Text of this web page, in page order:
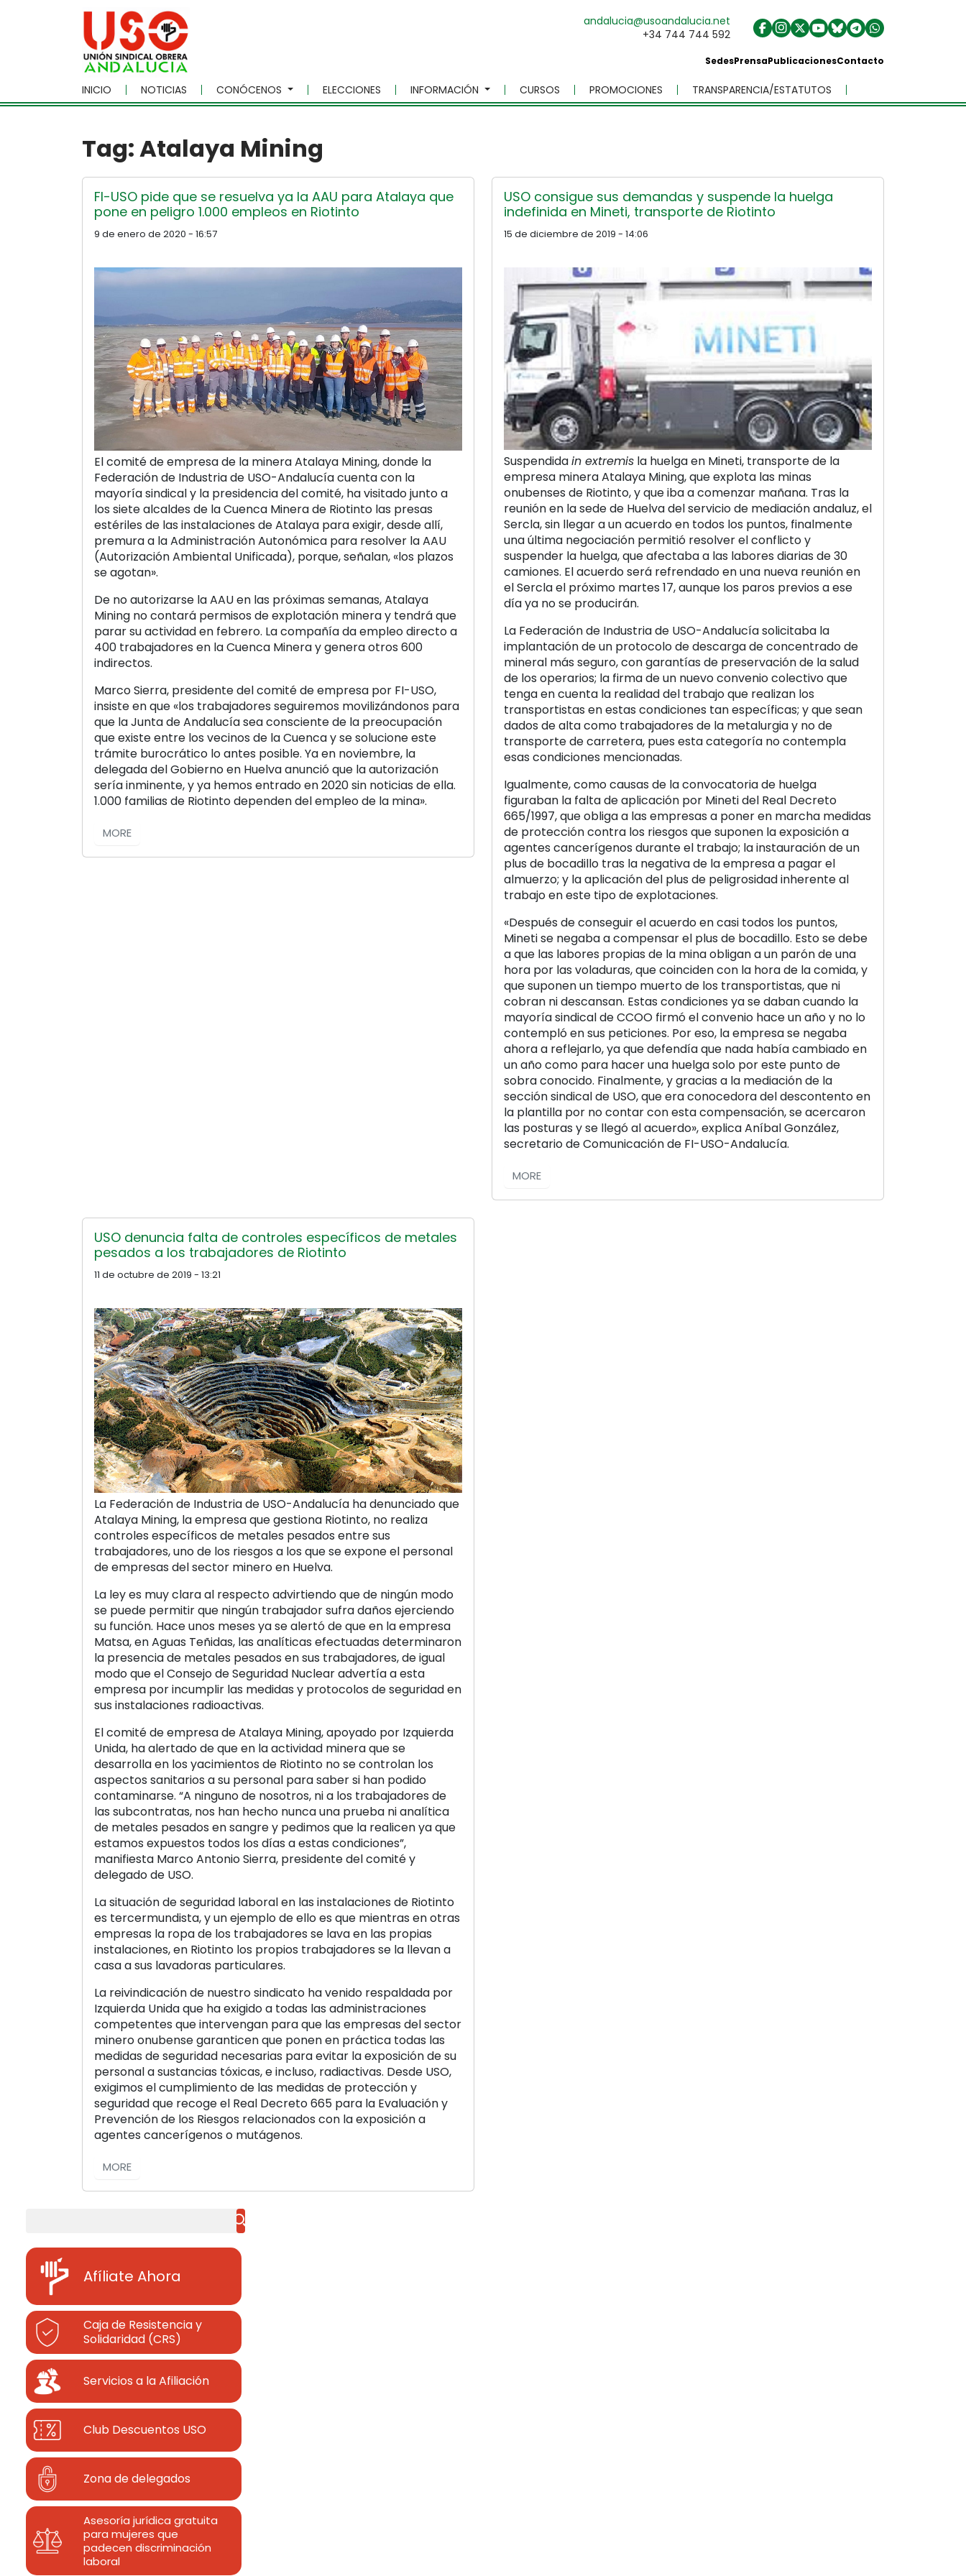
Skip to main content
andalucia@usoandalucia.net
+34 744 744 592
SedesPrensaPublicacionesContacto
INICIO NOTICIAS CONÓCENOS ELECCIONES INFORMACIÓN CURSOS PROMOCIONES TRANSPARENCIA/ESTATUTOS
Tag: Atalaya Mining
FI-USO pide que se resuelva ya la AAU para Atalaya que
pone en peligro 1.000 empleos en Riotinto
9 de enero de 2020 - 16:57
El comité de empresa de la minera Atalaya Mining, donde la
Federación de Industria de USO-Andalucía cuenta con la
mayoría sindical y la presidencia del comité, ha visitado junto a
los siete alcaldes de la Cuenca Minera de Riotinto las presas
estériles de las instalaciones de Atalaya para exigir, desde allí,
premura a la Administración Autonómica para resolver la AAU
(Autorización Ambiental Unificada), porque, señalan, «los plazos
se agotan».
De no autorizarse la AAU en las próximas semanas, Atalaya
Mining no contará permisos de explotación minera y tendrá que
parar su actividad en febrero. La compañía da empleo directo a
400 trabajadores en la Cuenca Minera y genera otros 600
indirectos.
Marco Sierra, presidente del comité de empresa por FI-USO,
insiste en que «los trabajadores seguiremos movilizándonos para
que la Junta de Andalucía sea consciente de la preocupación
que existe entre los vecinos de la Cuenca y se solucione este
trámite burocrático lo antes posible. Ya en noviembre, la
delegada del Gobierno en Huelva anunció que la autorización
sería inminente, y ya hemos entrado en 2020 sin noticias de ella.
1.000 familias de Riotinto dependen del empleo de la mina».
MORE
USO consigue sus demandas y suspende la huelga
indefinida en Mineti, transporte de Riotinto
15 de diciembre de 2019 - 14:06
Suspendidain extremis la huelga en Mineti, transporte de la
empresa minera Atalaya Mining, que explota las minas
onubenses de Riotinto, y que iba a comenzar mañana. Tras la
reunión en la sede de Huelva del servicio de mediación andaluz, el
Sercla, sin llegar a un acuerdo en todos los puntos, finalmente
una última negociación permitió resolver el conflicto y
suspender la huelga, que afectaba a las labores diarias de 30
camiones. El acuerdo será refrendado en una nueva reunión en
el Sercla el próximo martes 17, aunque los paros previos a ese
día ya no se producirán.
La Federación de Industria de USO-Andalucía solicitaba la
implantación de un protocolo de descarga de concentrado de
mineral más seguro, con garantías de preservación de la salud
de los operarios; la firma de un nuevo convenio colectivo que
tenga en cuenta la realidad del trabajo que realizan los
transportistas en estas condiciones tan específicas; y que sean
dados de alta como trabajadores de la metalurgia y no de
transporte de carretera, pues esta categoría no contempla
esas condiciones mencionadas.
Igualmente, como causas de la convocatoria de huelga
figuraban la falta de aplicación por Mineti del Real Decreto
665/1997, que obliga a las empresas a poner en marcha medidas
de protección contra los riesgos que suponen la exposición a
agentes cancerígenos durante el trabajo; la instauración de un
plus de bocadillo tras la negativa de la empresa a pagar el
almuerzo; y la aplicación del plus de peligrosidad inherente al
trabajo en este tipo de explotaciones.
«Después de conseguir el acuerdo en casi todos los puntos,
Mineti se negaba a compensar el plus de bocadillo. Esto se debe
a que las labores propias de la mina obligan a un parón de una
hora por las voladuras, que coinciden con la hora de la comida, y
que suponen un tiempo muerto de los transportistas, que ni
cobran ni descansan. Estas condiciones ya se daban cuando la
mayoría sindical de CCOO firmó el convenio hace un año y no lo
contempló en sus peticiones. Por eso, la empresa se negaba
ahora a reflejarlo, ya que defendía que nada había cambiado en
un año como para hacer una huelga solo por este punto de
sobra conocido. Finalmente, y gracias a la mediación de la
sección sindical de USO, que era conocedora del descontento en
la plantilla por no contar con esta compensación, se acercaron
las posturas y se llegó al acuerdo», explica Aníbal González,
secretario de Comunicación de FI-USO-Andalucía.
MORE
USO denuncia falta de controles específicos de metales
pesados a los trabajadores de Riotinto
11 de octubre de 2019 - 13:21
La Federación de Industria de USO-Andalucía ha denunciado que
Atalaya Mining, la empresa que gestiona Riotinto, no realiza
controles específicos de metales pesados entre sus
trabajadores, uno de los riesgos a los que se expone el personal
de empresas del sector minero en Huelva.
La ley es muy clara al respecto advirtiendo que de ningún modo
se puede permitir que ningún trabajador sufra daños ejerciendo
su función. Hace unos meses ya se alertó de que en la empresa
Matsa, en Aguas Teñidas, las analíticas efectuadas determinaron
la presencia de metales pesados en sus trabajadores, de igual
modo que el Consejo de Seguridad Nuclear advertía a esta
empresa por incumplir las medidas y protocolos de seguridad en
sus instalaciones radioactivas.
El comité de empresa de Atalaya Mining, apoyado por Izquierda
Unida, ha alertado de que en la actividad minera que se
desarrolla en los yacimientos de Riotinto no se controlan los
aspectos sanitarios a su personal para saber si han podido
contaminarse. “A ninguno de nosotros, ni a los trabajadores de
las subcontratas, nos han hecho nunca una prueba ni analítica
de metales pesados en sangre y pedimos que la realicen ya que
estamos expuestos todos los días a estas condiciones”,
manifiesta Marco Antonio Sierra, presidente del comité y
delegado de USO.
La situación de seguridad laboral en las instalaciones de Riotinto
es tercermundista, y un ejemplo de ello es que mientras en otras
empresas la ropa de los trabajadores se lava en las propias
instalaciones, en Riotinto los propios trabajadores se la llevan a
casa a sus lavadoras particulares.
La reivindicación de nuestro sindicato ha venido respaldada por
Izquierda Unida que ha exigido a todas las administraciones
competentes que intervengan para que las empresas del sector
minero onubense garanticen que ponen en práctica todas las
medidas de seguridad necesarias para evitar la exposición de su
personal a sustancias tóxicas, e incluso, radiactivas. Desde USO,
exigimos el cumplimiento de las medidas de protección y
seguridad que recoge el Real Decreto 665 para la Evaluación y
Prevención de los Riesgos relacionados con la exposición a
agentes cancerígenos o mutágenos.
MORE
Afíliate Ahora
Caja de Resistencia y
Solidaridad (CRS)
Servicios a la Afiliación
Club Descuentos USO
Zona de delegados
Asesoría jurídica gratuita
para mujeres que
padecen discriminación
laboral